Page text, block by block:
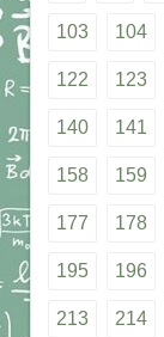
103 104
122 123
140 141
158 159
177 178
195 196
213 214